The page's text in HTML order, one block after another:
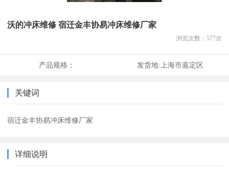
沃的冲床维修 宿迁金丰协易冲床维修厂家
浏览次数： 577次
产品规格： 发货地: 上海市嘉定区
关键词
宿迁金丰协易冲床维修厂家
详细说明